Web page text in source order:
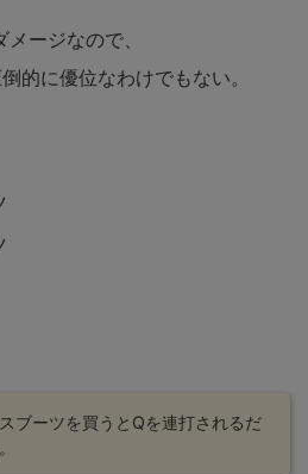
ージなので、
的に優位なわけでもない。
ブーツを買うとQを連打されるだ